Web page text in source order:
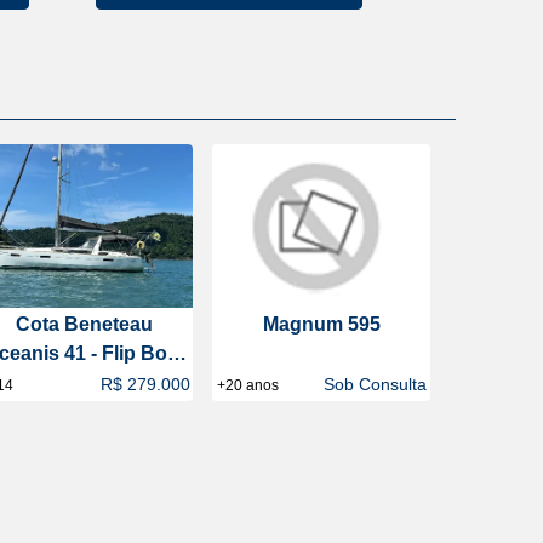
Cota Beneteau
41 - Flip Boat
ClubR$ 279.000
Magnum 595
+20 anos Sob Consulta